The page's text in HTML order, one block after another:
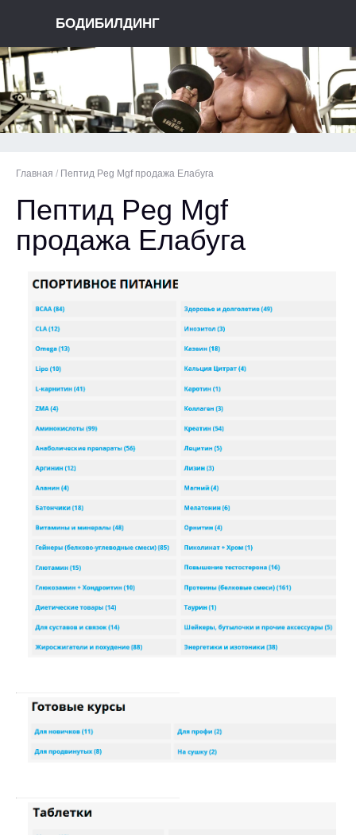
БОДИБИЛДИНГ
Главная / Пептид Peg Mgf продажа Елабуга
Пептид Peg Mgf
продажа Елабуга